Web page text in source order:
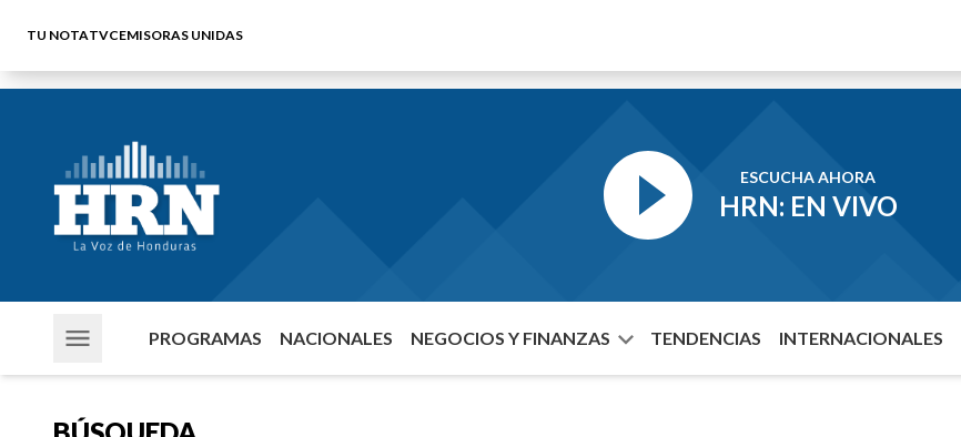
TU NOTATVCEMISORAS UNIDAS
ESCUCHA AHORA
HRN: EN VIVO
PROGRAMAS NACIONALES NEGOCIOS Y FINANZAS TENDENCIAS INTERNACIONALES